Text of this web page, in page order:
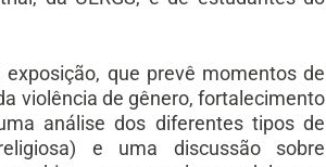
que prevê momentos de
violência de gênero, fortalecimento
análise dos diferentes tipos de
e uma discussão sobre